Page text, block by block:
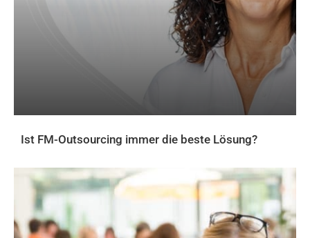
Ist FM-Outsourcing immer die beste Lösung?